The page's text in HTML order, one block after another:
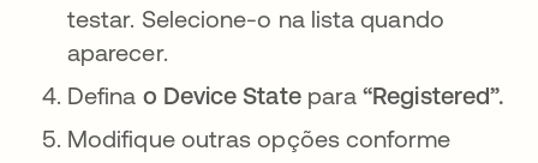
testar. Selecione-o na lista quando
aparecer.
Defina o Device Statepara“Registered”.
Modifique outras opções conforme